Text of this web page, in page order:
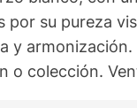
por su pureza
y armonización.
o colección.